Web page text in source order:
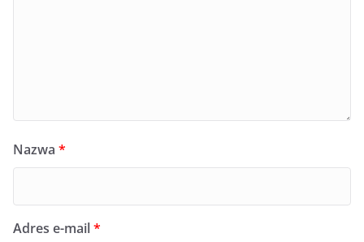
Nazwa *
Adres e-mail*